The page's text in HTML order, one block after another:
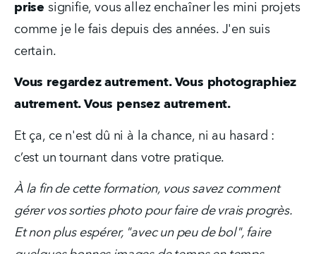
prise signifie, vous allez enchaîner les mini projets
comme je le fais depuis des années. J'en suis
certain.
Vous regardez autrement. Vous photographiez
autrement. Vous pensez autrement.
Et ça, ce n'est dû ni à la chance, ni au hasard :
c’est un tournant dans votre pratique.
À la fin de cette formation, vous savez comment
gérer vos sorties photo pour faire de vrais progrès.
Et non plus espérer, "avec un peu de bol", faire